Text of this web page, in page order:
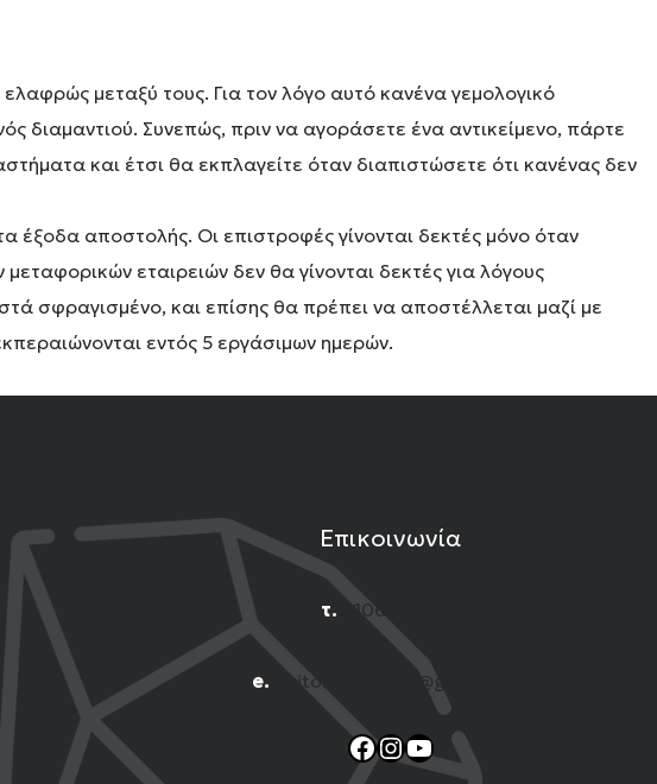
μεταξύ τους. Για τον λόγο αυτό κανένα γεμολογικό
διαμαντιού. Συνεπώς, πριν να αγοράσετε ένα αντικείμενο, πάρτε
και έτσι θα εκπλαγείτε όταν διαπιστώσετε ότι κανένας δεν
έξοδα αποστολής. Οι επιστροφές γίνονται δεκτές μόνο όταν
εταιρειών δεν θα γίνονται δεκτές για λόγους
σφραγισμένο, και επίσης θα πρέπει να αποστέλλεται μαζί με
εντός 5 εργάσιμων ημερών.
Επικοινωνία
τ. 2106001444
e. n.titomichelakis@gmail.com
Facebook
Instagram
YouTube